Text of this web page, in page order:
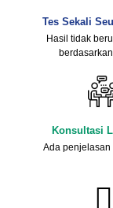
Tes Sekali
Hasil tidak
Konsultasi
Ada penjelasan